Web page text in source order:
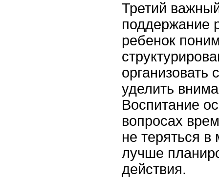
Третий
поддержание
ребенок
организовать
уделить
Воспитание
вопросах
не теряться в
лучше
действия.